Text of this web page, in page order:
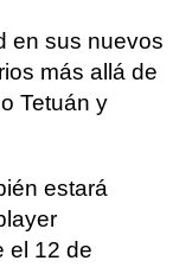
en sus nuevos
más allá de
Tetuán y
estará
el 12 de